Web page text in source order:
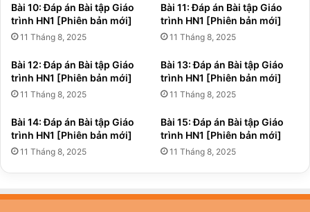
Bài 10: Đáp án Bài tập Giáo
trình HN1 [Phiên bản mới]
11 Tháng 8, 2025
Bài 11: Đáp án Bài tập Giáo
trình HN1 [Phiên bản mới]
11 Tháng 8, 2025
Bài 12: Đáp án Bài tập Giáo
trình HN1 [Phiên bản mới]
11 Tháng 8, 2025
Bài 13: Đáp án Bài tập Giáo
trình HN1 [Phiên bản mới]
11 Tháng 8, 2025
Bài 14: Đáp án Bài tập Giáo
trình HN1 [Phiên bản mới]
11 Tháng 8, 2025
Bài 15: Đáp án Bài tập Giáo
trình HN1 [Phiên bản mới]
11 Tháng 8, 2025